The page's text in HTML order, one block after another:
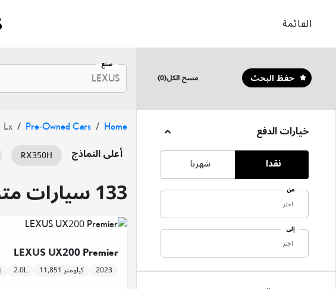
القائمة
حفظ البحث مسح الكل(
0
)
صنع
LEXUS
خيارات الدفع
نقدا شهريا
من
اختر
إلى
اختر
Home
Pre-Owned Cars
Lx
أعلى النماذج
RX350H
LC500
LX600 133 سيارات متوفر
LEXUS UX200 Premier
2023 11,851 كيلومتر 2.0L